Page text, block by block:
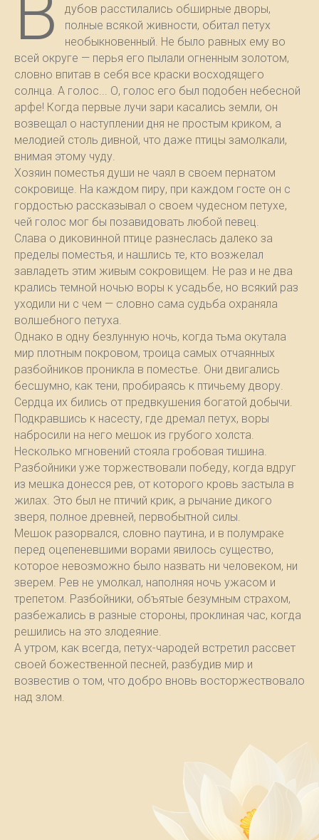
дубов расстилались обширные дворы,
полные всякой живности, обитал петух
необыкновенный. Не было равных ему во
всей округе — перья его пылали огненным золотом,
словно впитав в себя все краски восходящего
солнца. А голос... О, голос его был подобен небесной
арфе! Когда первые лучи зари касались земли, он
возвещал о наступлении дня не простым криком, а
мелодией столь дивной, что даже птицы замолкали,
внимая этому чуду.
Хозяин поместья души не чаял в своем пернатом
сокровище. На каждом пиру, при каждом госте он с
гордостью рассказывал о своем чудесном петухе,
чей голос мог бы позавидовать любой певец.
Слава о диковинной птице разнеслась далеко за
пределы поместья, и нашлись те, кто возжелал
завладеть этим живым сокровищем. Не раз и не два
крались темной ночью воры к усадьбе, но всякий раз
уходили ни с чем — словно сама судьба охраняла
волшебного петуха.
Однако в одну безлунную ночь, когда тьма окутала
мир плотным покровом, троица самых отчаянных
разбойников проникла в поместье. Они двигались
бесшумно, как тени, пробираясь к птичьему двору.
Сердца их бились от предвкушения богатой добычи.
Подкравшись к насесту, где дремал петух, воры
набросили на него мешок из грубого холста.
Несколько мгновений стояла гробовая тишина.
Разбойники уже торжествовали победу, когда вдруг
из мешка донесся рев, от которого кровь застыла в
жилах. Это был не птичий крик, а рычание дикого
зверя, полное древней, первобытной силы.
Мешок разорвался, словно паутина, и в полумраке
перед оцепеневшими ворами явилось существо,
которое невозможно было назвать ни человеком, ни
зверем. Рев не умолкал, наполняя ночь ужасом и
трепетом. Разбойники, объятые безумным страхом,
разбежались в разные стороны, проклиная час, когда
решились на это злодеяние.
А утром, как всегда, петух-чародей встретил рассвет
своей божественной песней, разбудив мир и
возвестив о том, что добро вновь восторжествовало
над злом.